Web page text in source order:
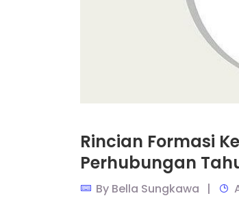
Rincian Formasi
Perhubungan
By Bella Sungkawa